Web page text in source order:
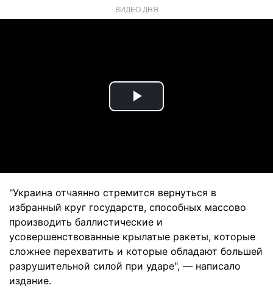
ВИДЕО ДНЯ
Play
"Украина отчаянно стремится вернуться в
избранный круг государств, способных массово
производить баллистические и
усовершенствованные крылатые ракеты, которые
сложнее перехватить и которые обладают большей
разрушительной силой при ударе", — написало
издание.